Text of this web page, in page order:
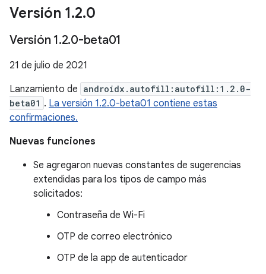
Versión 1.2.0
Versión 1.2.0-beta01
21 de julio de 2021
Lanzamiento de androidx.autofill:autofill:1.2.0-
beta01 . La versión 1.2.0-beta01 contiene estas
confirmaciones.
Nuevas funciones
Se agregaron nuevas constantes de sugerencias
extendidas para los tipos de campo más
solicitados:
Contraseña de Wi-Fi
OTP de correo electrónico
OTP de la app de autenticador